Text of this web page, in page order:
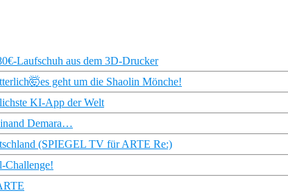
Laufschuh aus dem 3D-Drucker
geht um die Shaolin Mönche!
KI-App der Welt
Demara…
(SPIEGEL TV für ARTE Re:)
Challenge!